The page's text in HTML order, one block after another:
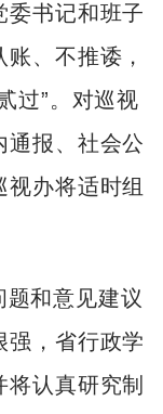
委书记和班子
、不推诿，
过”。对巡视
通报、社会公
办将适时组
和意见建议
强，省行政学
认真研究制